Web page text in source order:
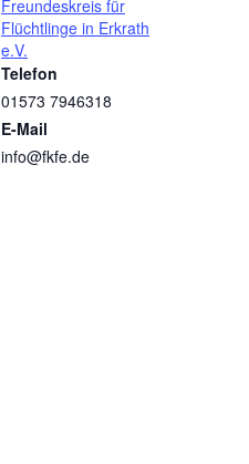
Freundeskreis für
Flüchtlinge in Erkrath
e.V.
Telefon
01573 7946318
E-Mail
info@fkfe.de